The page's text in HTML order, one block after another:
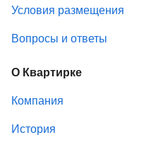
Условия размещения
Вопросы и ответы
О Квартирке
Компания
История